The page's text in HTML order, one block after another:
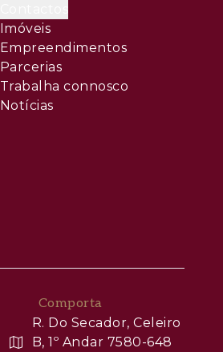
Imóveis
Empreendimentos
Parcerias
Trabalha connosco
Notícias
Comporta
R. Do Secador, Celeiro
B, 1º Andar 7580-648